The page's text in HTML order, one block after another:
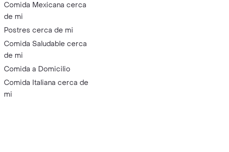
Comida Mexicana cerca
de mi
Postres cerca de mi
Comida Saludable cerca
de mi
Comida a Domicilio
Comida Italiana cerca de
mi